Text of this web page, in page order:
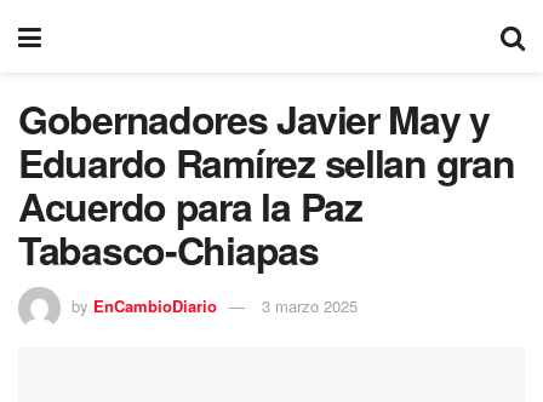
Gobernadores Javier May y
Eduardo Ramírez sellan gran
Acuerdo para la Paz
Tabasco-Chiapas
by EnCambioDiario 3 marzo 2025